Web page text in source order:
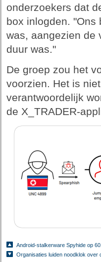
onderzoekers dat
box inlogden. "Ons
was, aangezien de
duur was."
De groep zou het
voorzien. Het is
verantwoordelijk
de X_TRADER-
Android-stalkerware Spyhide op
Organisaties luiden noodklok over